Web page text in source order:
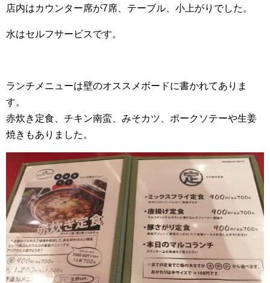
店内はカウンター席が7席、テーブル、小上がりでした。
水はセルフサービスです。
ランチメニューは壁のオススメボードに書かれてありま
す。
赤炊き定食、チキン南蛮、みそカツ、ポークソテーや生姜
焼きもありました。